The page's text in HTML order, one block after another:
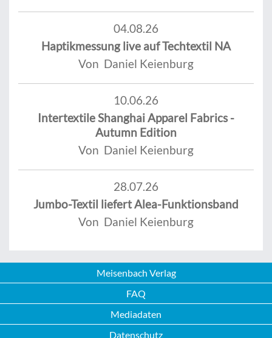
04.08.26
Haptikmessung live auf Techtextil NA
Von Daniel Keienburg
10.06.26
Intertextile Shanghai Apparel Fabrics -
Autumn Edition
Von Daniel Keienburg
28.07.26
Jumbo-Textil liefert Alea-Funktionsband
Von Daniel Keienburg
Meisenbach Verlag
FAQ
Mediadaten
Datenschutz